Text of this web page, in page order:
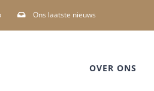
Ons laatste nieuws
OVER ONS